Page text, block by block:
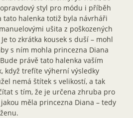
styl pro módu i příběh
tato halenka totiž byla návrháři
ušita z poškozených
to zkrátka kousek s duší – mohl
s ním mohla princezna Diana
právě tato halenka vaším
když trefíte výherní výsledky
nemá štítek s velikostí, a tak
s tím, že je určena zhruba pro
měla princezna Diana – tedy